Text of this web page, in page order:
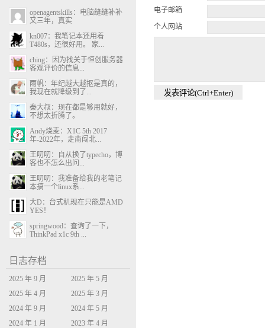
电子邮箱
个人网站
openagentskills：电脑缝缝补补
又三年，真实
kn007：我笔记本还用着
T480s，还很好用。 家...
ching：因为找关于恒创服务器
客观评价的信息...
雨帆：年纪越大越抠是真的，
我现在就降级到了...
秦大叔：现在都是够用就好，
不想太折腾了。
Andy烧麦：X1C 5th 2017
年-2022年，走南闯北...
王叨叨：自从换了typecho，博
客也不怎么出问...
王叨叨：我准备给我的老笔记
本搞一个linux系...
大D：台式机现在只能是AMD
YES！
springwood：查询了一下，
ThinkPad x1c 9th ...
日志存档
2025 年 9 月
2025 年 5 月
2025 年 4 月
2025 年 3 月
2024 年 9 月
2024 年 5 月
2024 年 1 月
2023 年 4 月